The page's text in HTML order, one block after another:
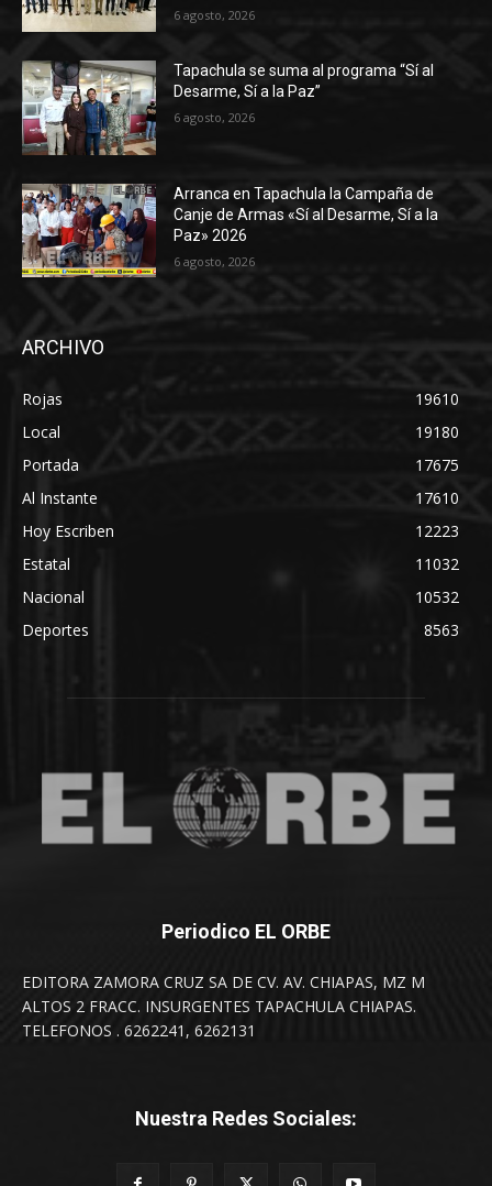
6 agosto, 2026
Tapachula se suma al programa “Sí al
Desarme, Sí a la Paz”
6 agosto, 2026
Arranca en Tapachula la Campaña de
Canje de Armas «Sí al Desarme, Sí a la
Paz» 2026
6 agosto, 2026
ARCHIVO
Rojas
19610
Local
19180
Portada
17675
Al Instante
17610
Hoy Escriben
12223
Estatal
11032
Nacional
10532
Deportes
8563
Periodico EL ORBE
EDITORA ZAMORA CRUZ SA DE CV. AV. CHIAPAS, MZ M
ALTOS 2 FRACC. INSURGENTES TAPACHULA CHIAPAS.
TELEFONOS . 6262241, 6262131
Nuestra Redes Sociales: